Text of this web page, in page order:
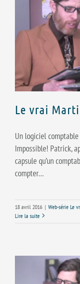
Le vrai
Un logiciel
Impossible! Patrick,
capsule qu’un
compter…
18 avril 2016 | Web-série Le
Lire la suite